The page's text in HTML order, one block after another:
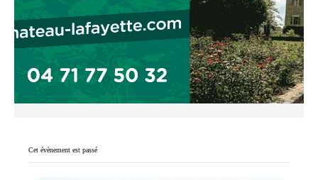
Cet évènement est passé